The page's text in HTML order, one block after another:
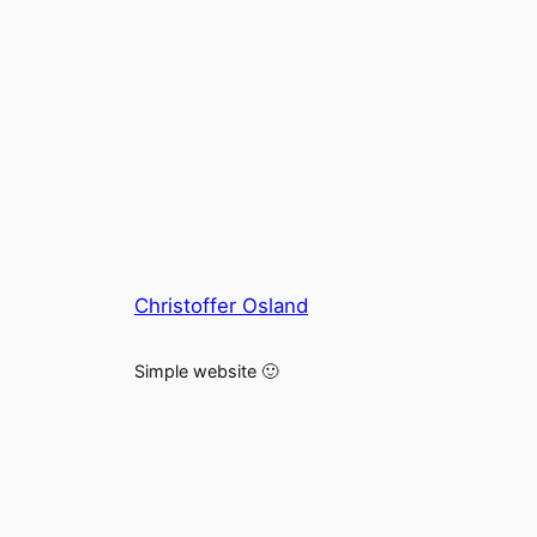
Christoffer Osland
Simple website 🙂